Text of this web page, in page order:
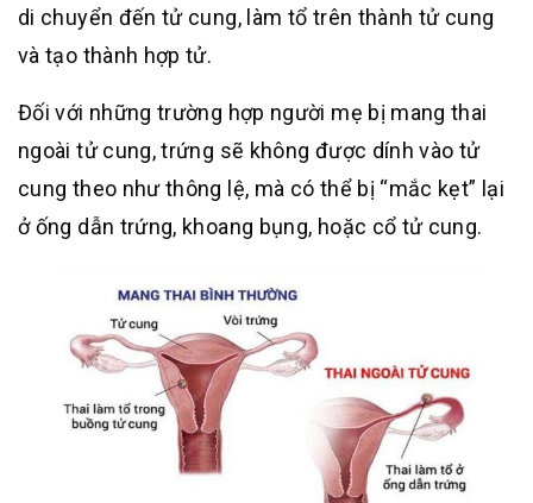
di chuyển đến tử cung, làm tổ trên thành tử cung
và tạo thành hợp tử.
Đối với những trường hợp người mẹ bị mang thai
ngoài tử cung, trứng sẽ không được dính vào tử
cung theo như thông lệ, mà có thể bị “mắc kẹt” lại
ở ống dẫn trứng, khoang bụng, hoặc cổ tử cung.